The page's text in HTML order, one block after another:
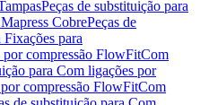
Peças de substituição para
CobrePeças de
Fixações para
compressão FlowFitCom
para Com ligações por
compressão FlowFitCom